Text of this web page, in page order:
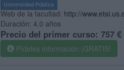
Universidad Pública
Web de la facultad: http://
Duración: 4,0 años
Precio del primer curso: 757 €
Pídeles información ¡GRATIS!